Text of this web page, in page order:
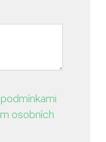
osobních